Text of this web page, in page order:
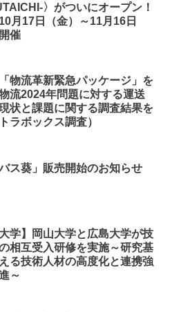
〉がついにオープン！
月17日（金）～11月16日
催
物流革新緊急パッケージ」を
流2024年問題に対する運送
状と課題に関する調査結果を
ラボックス調査）
バス葵」販売開始のお知らせ
大学】岡山大学と広島大学が技
相互受入研修を実施～研究基
る技術人材の高度化と連携強
～